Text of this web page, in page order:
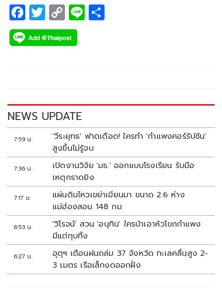
F
ac
e
k
T
wi
tt
C
o
p
k
Li
NEWS UPDATE
7:59 น.
'วีระยุทธ' ฟาดเดือด! ใครทำ 'กำแพงคอร์รัปชัน'
สูงขึ้นไม่รู้จบ
7:36 น.
เปิดงานวิจัย 'มธ.' ออกแบบโรงเรียน รับมือ
เหตุกราดยิง
7:17 น.
แผ่นดินไหวเขย่าเมียนมา ขนาด 2.6 ห่าง
แม่ฮ่องสอน 148 กม.
6:53 น.
'วิโรจน์' สวน 'อนุทิน' ใครบ้าเอาหัวโขกกำแพง
มีแต่ทุบทิ้ง
6:27 น.
อุตุฯ เตือนฝนถล่ม 37 จังหวัด ทะเลคลื่นสูง 2-
3 เมตร เรือเล็กงดออกฝั่ง